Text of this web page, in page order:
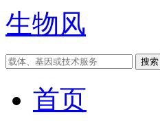
生物风
首页